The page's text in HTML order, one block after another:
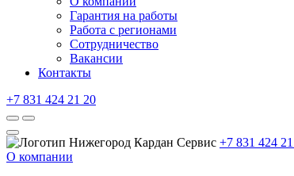
Гарантия на работы
Работа с регионами
Сотрудничество
Вакансии
Контакты
+7 831 424 21 20
+7 831 424
О компании